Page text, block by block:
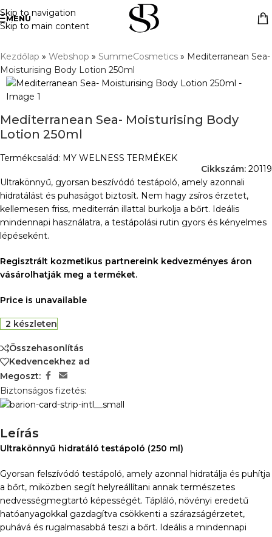
Skip to navigation
Skip to main content
MENÜ
Kezdőlap » Webshop » SummeCosmetics » Mediterranean Sea-
Moisturising Body Lotion 250ml
Mediterranean Sea- Moisturising Body
Lotion 250ml
Termékcsalád: MY WELNESS TERMÉKEK
Cikkszám: 20119
Ultrakönnyű, gyorsan beszívódó testápoló, amely azonnali
hidratálást és puhaságot biztosít. Nem hagy zsíros érzetet,
kellemesen friss, mediterrán illattal burkolja a bőrt. Ideális
mindennapi használatra, a testápolási rutin gyors és kényelmes
lépéseként.
Regisztrált kozmetikus partnereink kedvezményes áron
vásárolhatják meg a terméket.
Price is unavailable
2 készleten
Összehasonlítás
Kedvencekhez ad
Megoszt:
Biztonságos fizetés:
Leírás
Ultrakönnyű hidratáló testápoló (250 ml)
Gyorsan felszívódó testápoló, amely azonnal hidratálja és puhítja
a bőrt, miközben segít helyreállítani annak természetes
nedvességmegtartó képességét. Tápláló, növényi eredetű
hatóanyagokkal gazdagítva csökkenti a szárazságérzetet,
puhává és rugalmasabbá teszi a bőrt. Ideális a mindennapi